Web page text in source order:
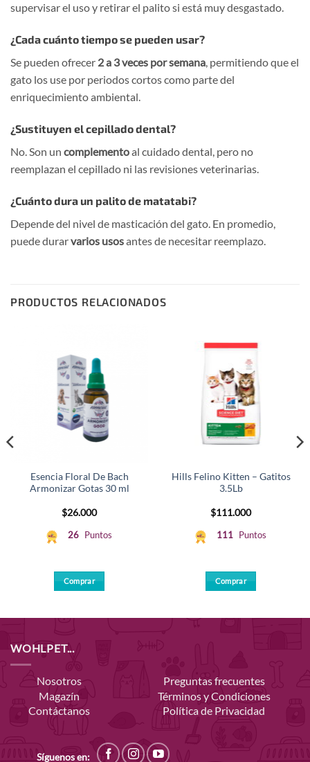
supervisar el uso y retirar el palito si está muy desgastado.
¿Cada cuánto tiempo se pueden usar?
Se pueden ofrecer 2 a 3 veces por semana, permitiendo que el
gato los use por periodos cortos como parte del
enriquecimiento ambiental.
¿Sustituyen el cepillado dental?
No. Son un complementoal cuidado dental, pero no
reemplazan el cepillado ni las revisiones veterinarias.
¿Cuánto dura un palito de matatabi?
Depende del nivel de masticación del gato. En promedio,
puede durarvarios usosantes de necesitar reemplazo.
PRODUCTOS RELACIONADOS
Esencia Floral De Bach
Armonizar Gotas 30 ml
$26.000
26 Puntos
Comprar
Hills Felino Kitten – Gatitos
3.5Lb
$111.000
111 Puntos
Comprar
WOHLPET...
Nosotros
Magazín
Contáctanos
Preguntas frecuentes
Términos y Condiciones
Política de Privacidad
Síguenos en: